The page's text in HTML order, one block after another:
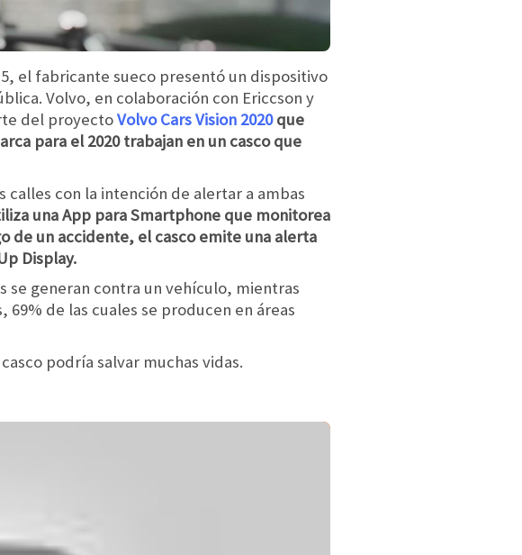
el fabricante sueco presentó un dispositivo
Volvo, en colaboración con Ericcson y
del proyectoVolvo Cars Vision 2020que
para el 2020 trabajan en un casco que
calles con la intención de alertar a ambas
una App para Smartphone que monitorea
de un accidente, el casco emite una alerta
Display.
se generan contra un vehículo, mientras
de las cuales se producen en áreas
podría salvar muchas vidas.